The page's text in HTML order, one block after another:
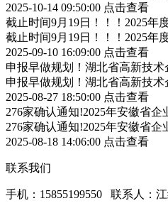
2025-10-14 09:50:00 点击查看
截止时间9月19日！！！2025年
截止时间9月19日！！！2025年
2025-09-10 16:09:00 点击查看
申报早做规划！湖北省高新技
申报早做规划！湖北省高新技
2025-08-27 18:50:00 点击查看
276家确认通知!2025年安徽省
276家确认通知!2025年安徽省
2025-08-18 14:06:00 点击查看
联系我们
手机：15855199550 联系人：